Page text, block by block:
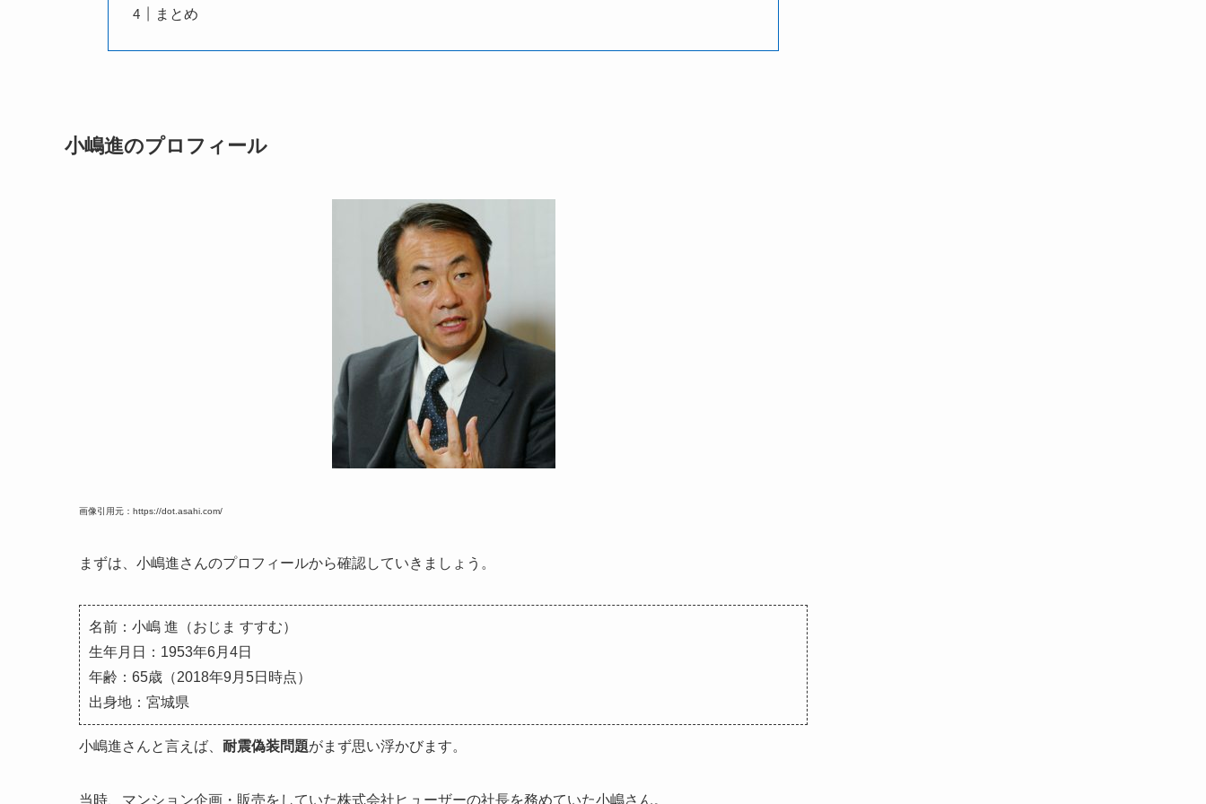
まとめ
小嶋進のプロフィール
画像引用元：https://dot.asahi.com/
まずは、小嶋進さんのプロフィールから確認していきましょう。
名前：小嶋 進（おじま すすむ）
生年月日：1953年6月4日
年齢：65歳（2018年9月5日時点）
出身地：宮城県
小嶋進さんと言えば、 耐震偽装問題がまず思い浮かびます。
当時、マンション企画・販売をしていた株式会社ヒューザーの社長を務めていた小嶋さん。